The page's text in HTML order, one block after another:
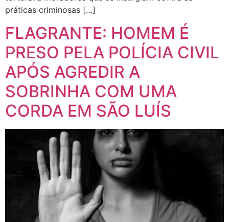
FLAGRANTE: HOMEM É
PRESO PELA POLÍCIA CIVIL
APÓS AGREDIR A
SOBRINHA COM UMA
CORDA EM SÃO LUÍS